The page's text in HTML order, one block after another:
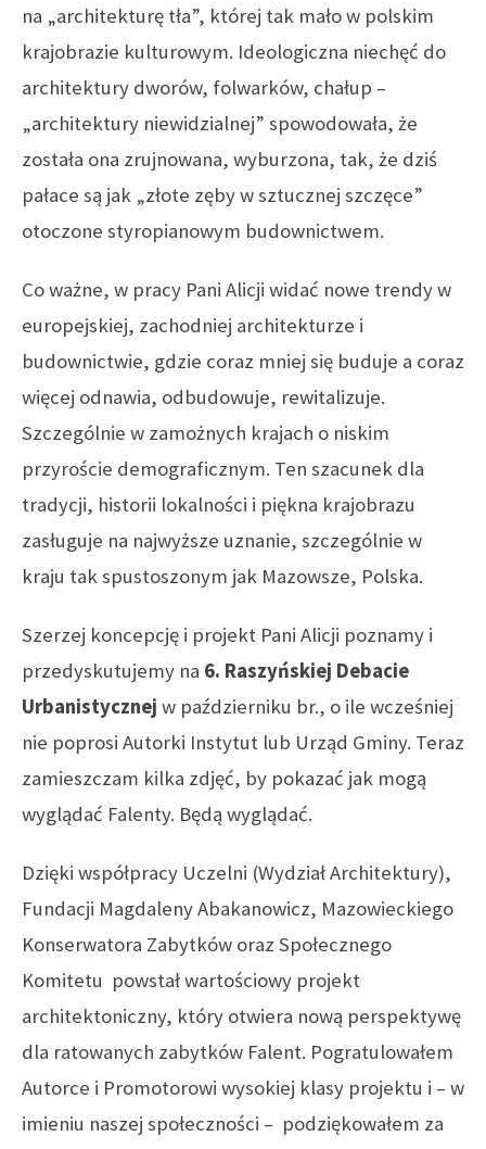
na „architekturę tła”, której tak mało w polskim
krajobrazie kulturowym. Ideologiczna niechęć do
architektury dworów, folwarków, chałup –
„architektury niewidzialnej” spowodowała, że
została ona zrujnowana, wyburzona, tak, że dziś
pałace są jak „złote zęby w sztucznej szczęce”
otoczone styropianowym budownictwem.
Co ważne, w pracy Pani Alicji widać nowe trendy w
europejskiej, zachodniej architekturze i
budownictwie, gdzie coraz mniej się buduje a coraz
więcej odnawia, odbudowuje, rewitalizuje.
Szczególnie w zamożnych krajach o niskim
przyroście demograficznym. Ten szacunek dla
tradycji, historii lokalności i piękna krajobrazu
zasługuje na najwyższe uznanie, szczególnie w
kraju tak spustoszonym jak Mazowsze, Polska.
Szerzej koncepcję i projekt Pani Alicji poznamy i
przedyskutujemy na 6. Raszyńskiej Debacie
Urbanistycznej w październiku br., o ile wcześniej
nie poprosi Autorki Instytut lub Urząd Gminy. Teraz
zamieszczam kilka zdjęć, by pokazać jak mogą
wyglądać Falenty. Będą wyglądać.
Dzięki współpracy Uczelni (Wydział Architektury),
Fundacji Magdaleny Abakanowicz, Mazowieckiego
Konserwatora Zabytków oraz Społecznego
Komitetu powstał wartościowy projekt
architektoniczny, który otwiera nową perspektywę
dla ratowanych zabytków Falent. Pogratulowałem
Autorce i Promotorowi wysokiej klasy projektu i – w
imieniu naszej społeczności – podziękowałem za